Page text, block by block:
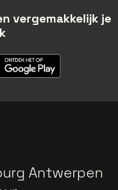
vergemakkelijk je
Antwerpen